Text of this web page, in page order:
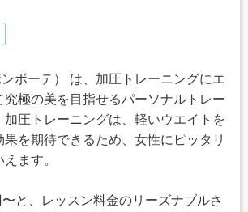
ンボーテ） は、加圧トレーニングにエ
究極の美を目指せるパーソナルトレー
加圧トレーニングは、軽いウエイトを
を期待できるため、女性にピッタリ
ます。
と、レッスン料金のリーズナブルさ